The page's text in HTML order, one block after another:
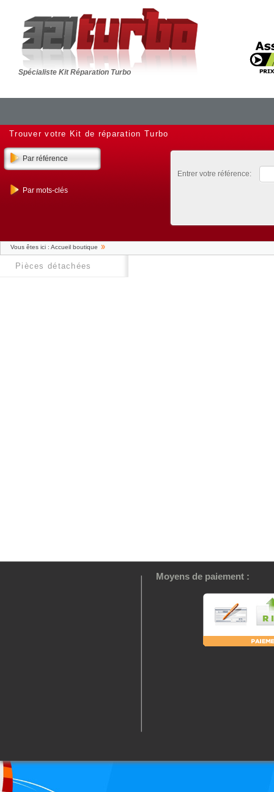
Spécialiste Kit Réparation Turbo
Trouver votre Kit de réparation Turbo
Par référence
Par mots-clés
Entrer votre référence:
Vous êtes ici : Accueil boutique
pièces détachées
Moyens de paiement :